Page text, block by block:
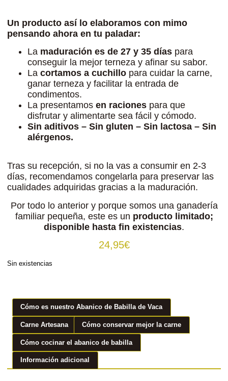
Un producto así lo elaboramos con mimo
pensando ahora en tu paladar:
La maduración es de 27 y 35 días para
conseguir la mejor terneza y afinar su sabor.
Lacortamos a cuchillo para cuidar la carne,
ganar terneza y facilitar la entrada de
condimentos.
La presentamosen raciones para que
disfrutar y alimentarte sea fácil y cómodo.
Sin aditivos – Sin gluten – Sin lactosa – Sin
alérgenos.
Tras su recepción, si no la vas a consumir en 2-3
días, recomendamos congelarla para preservar las
cualidades adquiridas gracias a la maduración.
Por todo lo anterior y porque somos una ganadería
familiar pequeña, este es un producto limitado;
disponible hasta fin existencias.
24,95€
Sin existencias
Cómo es nuestro Abanico de Babilla de Vaca
Carne Artesana Cómo conservar mejor la carne
Cómo cocinar el abanico de babilla
Información adicional